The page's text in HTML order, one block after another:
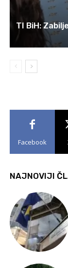
TI BiH:
Facebook
NAJNOVIJI